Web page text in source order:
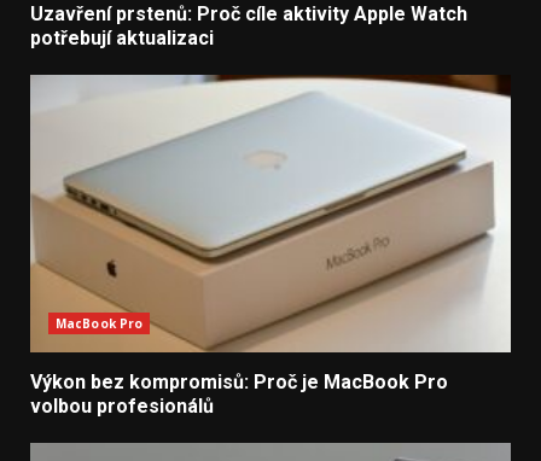
Uzavření prstenů: Proč cíle aktivity Apple Watch
potřebují aktualizaci
MacBook Pro
Výkon bez kompromisů: Proč je MacBook Pro
volbou profesionálů